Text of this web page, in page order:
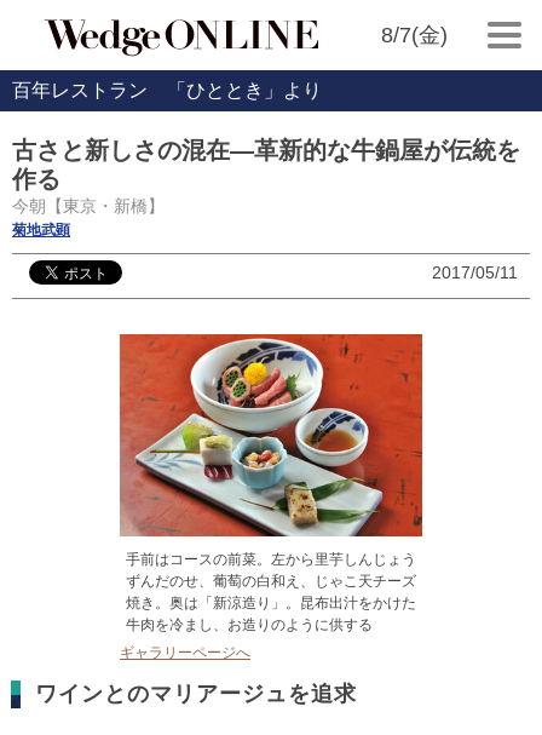
8/7(金)
百年レストラン 「ひととき」より
古さと新しさの混在―革新的な牛鍋屋が伝統を
作る
今朝【東京・新橋】
菊地武顕
2017/05/11
手前はコースの前菜。左から里芋しんじょう
ずんだのせ、葡萄の白和え、じゃこ天チーズ
焼き。奥は「新涼造り」。昆布出汁をかけた
牛肉を冷まし、お造りのように供する
ギャラリーページへ
ワインとのマリアージュを追求